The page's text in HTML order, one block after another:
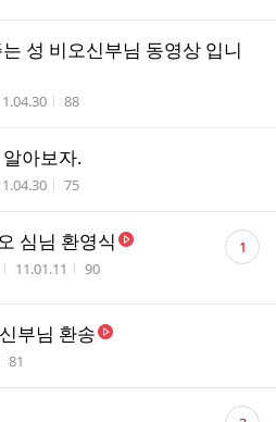
성 비오신부님 동영상 입니
성시간 조회수
88
아보자.
성시간 조회수
75
심님 환영식
작성시간
11.01.11 조회수
90
댓
글 1
부님 환송
조회수
81
댓